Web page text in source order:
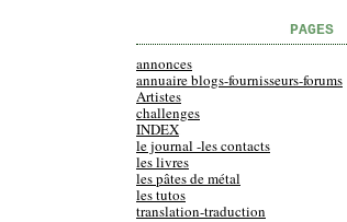
PAGES
annonces
annuaire blogs-fournisseurs-forums
Artistes
challenges
INDEX
le journal -les contacts
les livres
les pâtes de métal
les tutos
translation-traduction